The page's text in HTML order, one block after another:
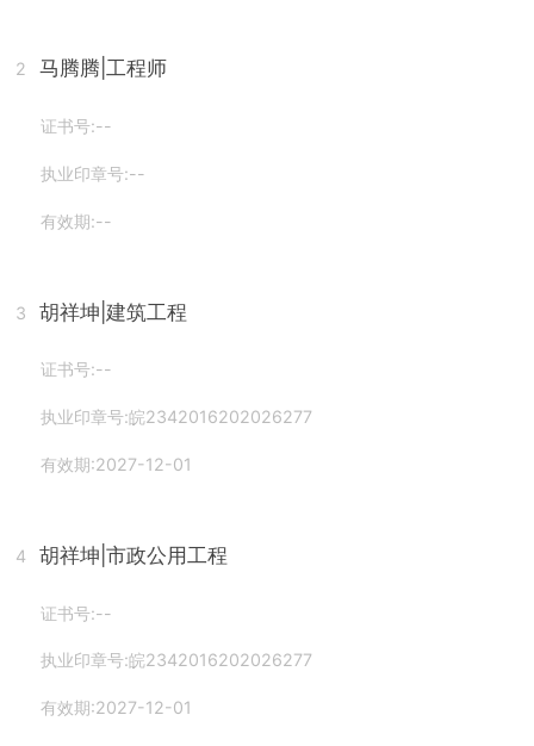
2 马腾腾 |工程师
证书号:--
执业印章号:--
有效期:--
3 胡祥坤 |建筑工程
证书号:--
执业印章号:皖2342016202026277
有效期:2027-12-01
4 胡祥坤 |市政公用工程
证书号:--
执业印章号:皖2342016202026277
有效期:2027-12-01